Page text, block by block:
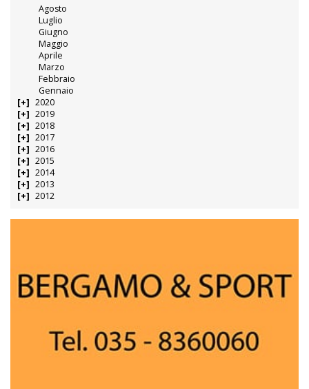
Agosto
Luglio
Giugno
Maggio
Aprile
Marzo
Febbraio
Gennaio
2020
2019
2018
2017
2016
2015
2014
2013
2012